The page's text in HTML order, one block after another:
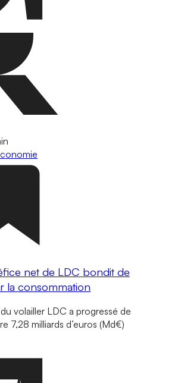
net de LDC bondit de
la consommation
volailler LDC a progressé de
7,28 milliards d’euros (Md€)